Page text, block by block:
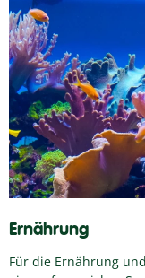
Ernährung
Für die Ernährung